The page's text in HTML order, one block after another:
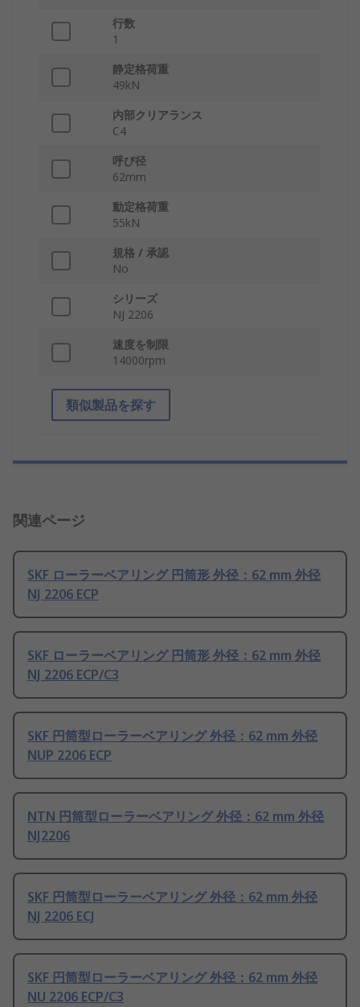
行数
1
静定格荷重
49kN
内部クリアランス
C4
呼び径
62mm
動定格荷重
55kN
規格 / 承認
No
シリーズ
NJ 2206
速度を制限
14000rpm
類似製品を探す
関連ページ
SKF ローラーベアリング 円筒形 外径：62 mm 外径
NJ 2206 ECP
SKF ローラーベアリング 円筒形 外径：62 mm 外径
NJ 2206 ECP/C3
SKF 円筒型ローラーベアリング 外径：62 mm 外径
NUP 2206 ECP
NTN 円筒型ローラーベアリング 外径：62 mm 外径
NJ2206
SKF 円筒型ローラーベアリング 外径：62 mm 外径
NJ 2206 ECJ
SKF 円筒型ローラーベアリング 外径：62 mm 外径
NU 2206 ECP/C3